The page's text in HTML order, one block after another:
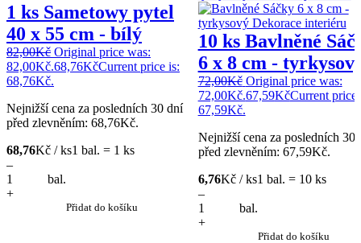
1 ks Sametowy pytel
40 x 55 cm - bílý
82,00Kč Original price was:
82,00Kč.68,76KčCurrent price is:
68,76Kč.
Nejnižší cena za posledních 30 dní
před zlevněním: 68,76Kč.
68,76Kč / ks1 bal. = 1 ks
–
bal.
+
Přidat do košíku
10 ks Bavlněné
6 x 8 cm -
72,00Kč Original price was:
72,00Kč.67,59KčCurrent price
67,59Kč.
Nejnižší cena za posledních 30
před zlevněním: 67,59Kč.
6,76Kč / ks1 bal. = 10 ks
–
bal.
+
Přidat do košíku